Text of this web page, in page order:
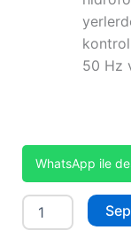
50 Hz
WhatsApp ile
SHT
12A